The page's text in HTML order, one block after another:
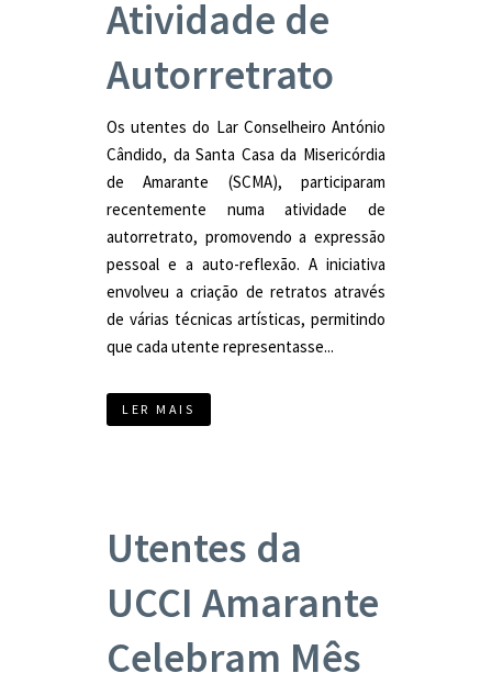
Atividade de
Autorretrato
Os utentes do Lar Conselheiro António
Cândido, da Santa Casa da Misericórdia
de Amarante (SCMA), participaram
recentemente numa atividade de
autorretrato, promovendo a expressão
pessoal e a auto-reflexão. A iniciativa
envolveu a criação de retratos através
de várias técnicas artísticas, permitindo
que cada utente representasse...
LER MAIS
Utentes da
UCCI Amarante
Celebram Mês